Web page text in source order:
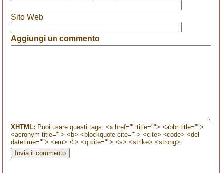
Sito Web
Aggiungi un commento
XHTML: Puoi usare questi tags: <a href="" title=""> <abbr title="">
<acronym title=""> <b> <blockquote cite=""> <cite> <code> <del
datetime=""> <em> <i> <q cite=""> <s> <strike> <strong>